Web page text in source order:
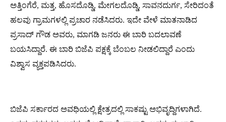
ಅತ್ತಿಂಗೆರೆ, ಮತ್ತ, ಹೊಸದೊಡ್ಡಿ, ಮೇಗಲದೊಡ್ಡಿ, ಸಾವನದುರ್ಗ, ಸೇರಿದಂತೆ
ಹಲವು ಗ್ರಾಮಗಳಲ್ಲಿ ಪ್ರಚಾರ ನಡೆಸಿದರು. ಇದೇ ವೇಳೆ ಮಾತನಾಡಿದ
ಪ್ರಸಾದ್ ಗೌಡ ಅವರು, ಮಾಗಡಿ ಜನರು ಈ ಬಾರಿ ಬದಲಾವಣೆ
ಬಯಸಿದ್ದಾರೆ. ಈ ಬಾರಿ ಬಿಜೆಪಿ ಪಕ್ಷಕ್ಕೆ ಬೆಂಬಲ ನೀಡಲಿದ್ದಾರೆ ಎಂದು
ವಿಶ್ವಾಸ ವ್ಯಕ್ತಪಡಿಸಿದರು.
ಬಿಜೆಪಿ ಸರ್ಕಾರದ ಅವಧಿಯಲ್ಲಿ ಕ್ಷೇತ್ರದಲ್ಲಿ ಸಾಕಷ್ಟು ಅಭಿವೃದ್ದಿಗಳಾಗಿದೆ.